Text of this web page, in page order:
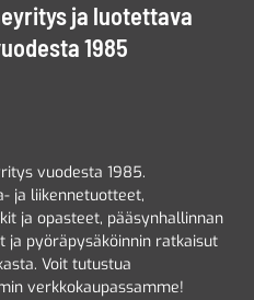
ja luotettava
1985
vuodesta 1985.
ja liikennetuotteet,
ja opasteet, pääsynhallinnan
ja pyöräpysäköinnin ratkaisut
Voit tutustua
verkkokaupassamme!